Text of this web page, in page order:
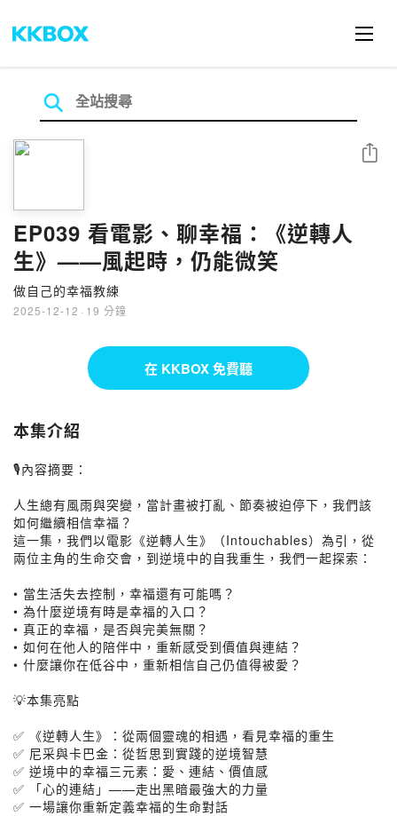
EP039 看電影、聊幸福：《逆轉人
生》——風起時，仍能微笑
做自己的幸福教練
2025-12-12 · 19 分鐘
分享
在 KKBOX 免費聽
本集介紹
🎙內容摘要：
人生總有風雨與突變，當計畫被打亂、節奏被迫停下，我們該
如何繼續相信幸福？
這一集，我們以電影《逆轉人生》（Intouchables）為引，從
兩位主角的生命交會，到逆境中的自我重生，我們一起探索：
• 當生活失去控制，幸福還有可能嗎？
• 為什麼逆境有時是幸福的入口？
• 真正的幸福，是否與完美無關？
• 如何在他人的陪伴中，重新感受到價值與連結？
• 什麼讓你在低谷中，重新相信自己仍值得被愛？
💡本集亮點
✅ 《逆轉人生》：從兩個靈魂的相遇，看見幸福的重生
✅ 尼采與卡巴金：從哲思到實踐的逆境智慧
✅ 逆境中的幸福三元素：愛、連結、價值感
✅ 「心的連結」——走出黑暗最強大的力量
✅ 一場讓你重新定義幸福的生命對話